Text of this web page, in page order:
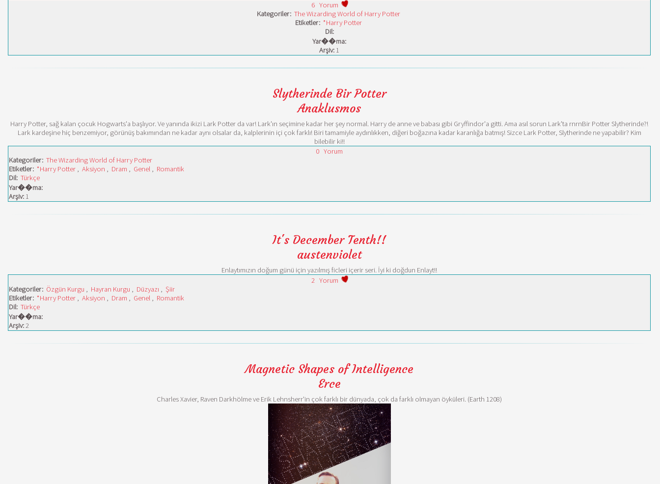
6 Yorum
Kategoriler: The Wizarding World of Harry Potter
Etiketler: *Harry Potter
Dil:
Yar��ma:
Arşiv: 1
Slytherinde Bir Potter
Anaklusmos
Harry Potter, sağ kalan çocuk Hogwarts'a başlıyor. Ve yanında ikizi Lark Potter da var! Lark'ın seçimine kadar her şey normal. Harry de anne ve babası gibi Gryffindor'a gitti. Ama asıl sorun Lark'ta rnrnBir Potter Slytherinde?!
Lark kardeşine hiç benzemiyor, görünüş bakımından ne kadar aynı olsalar da, kalplerinin içi çok farklı! Biri tamamiyle aydınlıkken, diğeri boğazına kadar karanlığa batmış! Sizce Lark Potter, Slytherinde ne yapabilir? Kim
bilebilir ki!!
0 Yorum
Kategoriler: The Wizarding World of Harry Potter
Etiketler: *Harry Potter , Aksiyon , Dram , Genel , Romantik
Dil: Türkçe
Yar��ma:
Arşiv: 1
It's December Tenth!!
austenviolet
Enlaytımızın doğum günü için yazılmış ficleri içerir seri. İyi ki doğdun Enlayt!!
2 Yorum
Kategoriler: Özgün Kurgu , Hayran Kurgu , Düzyazı , Şiir
Etiketler: *Harry Potter , Aksiyon , Dram , Genel , Romantik
Dil: Türkçe
Yar��ma:
Arşiv:2
Magnetic Shapes of Intelligence
Erce
Charles Xavier, Raven Darkhölme ve Erik Lehnsherr'in çok farklı bir dünyada, çok da farklı olmayan öyküleri. (Earth 1208)